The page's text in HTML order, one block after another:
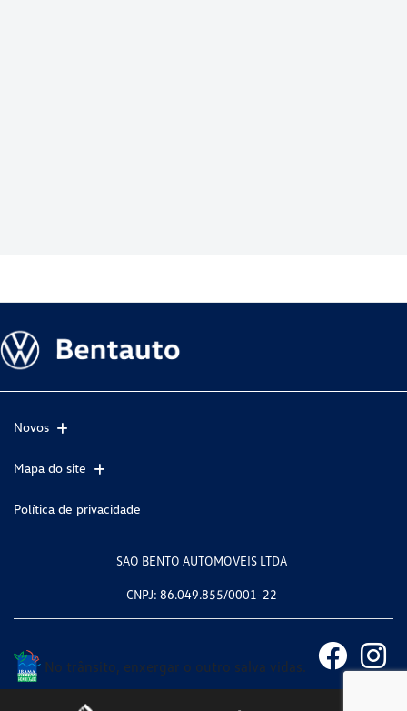
Novos
Mapa do site
Política de privacidade
SAO BENTO AUTOMOVEIS LTDA
CNPJ: 86.049.855/0001-22
No trânsito, enxergar o outro salva vidas.